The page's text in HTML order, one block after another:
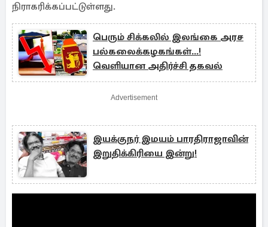
நிராகரிக்கப்பட்டுள்ளது.
பெரும் சிக்கலில் இலங்கை அரச
பல்கலைக்கழகங்கள்...!
வெளியான அதிர்ச்சி தகவல்
Advertisement
இயக்குநர் இமயம் பாரதிராஜாவின்
இறுதிக்கிரியை இன்று!